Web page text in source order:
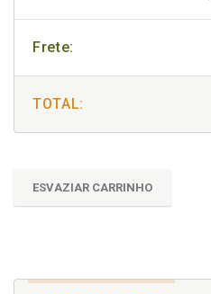
Frete:
TOTAL:
ESVAZIAR CARRINHO